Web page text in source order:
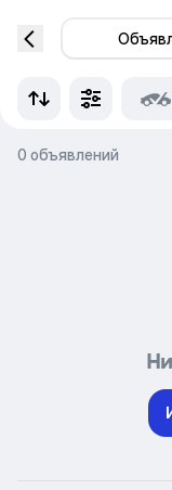
0 объявлений